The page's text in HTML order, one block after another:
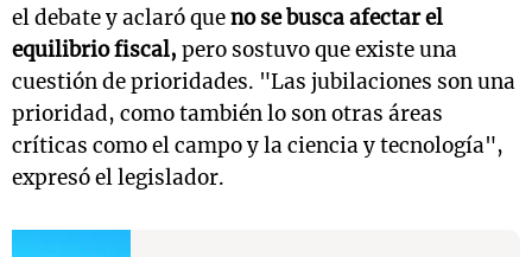
el debate y aclaró queno se busca afectar el
equilibrio fiscal, pero sostuvo que existe una
cuestión de prioridades. "Las jubilaciones son una
prioridad, como también lo son otras áreas
críticas como el campo y la ciencia y tecnología",
expresó el legislador.